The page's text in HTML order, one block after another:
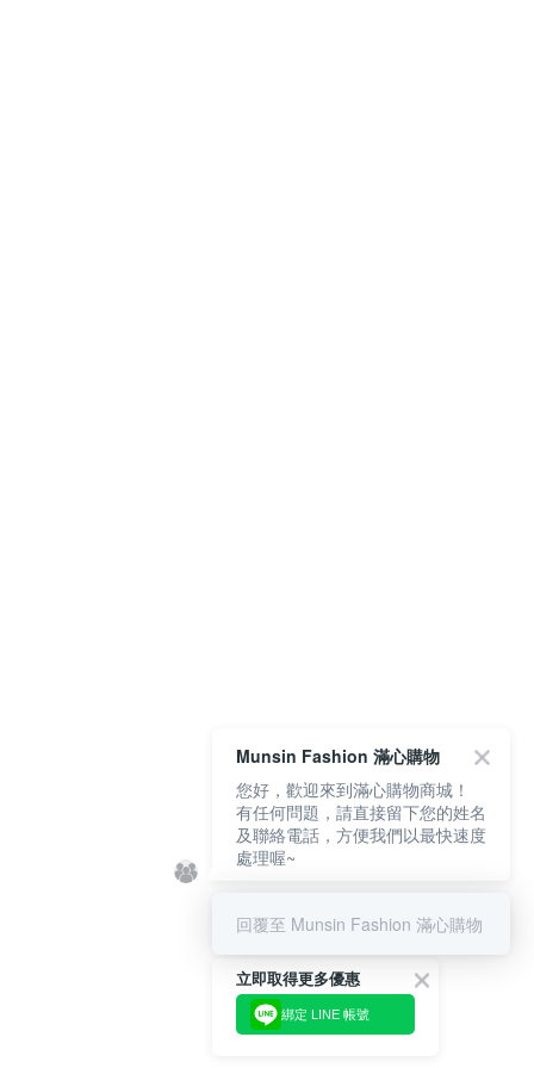
立即取得更多優惠
綁定 LINE 帳號
Munsin Fashion 滿心購物
您好，歡迎來到滿心購物商城！
有任何問題，請直接留下您的姓名
及聯絡電話，方便我們以最快速度
處理喔~
回覆至 Munsin Fashion 滿心購物